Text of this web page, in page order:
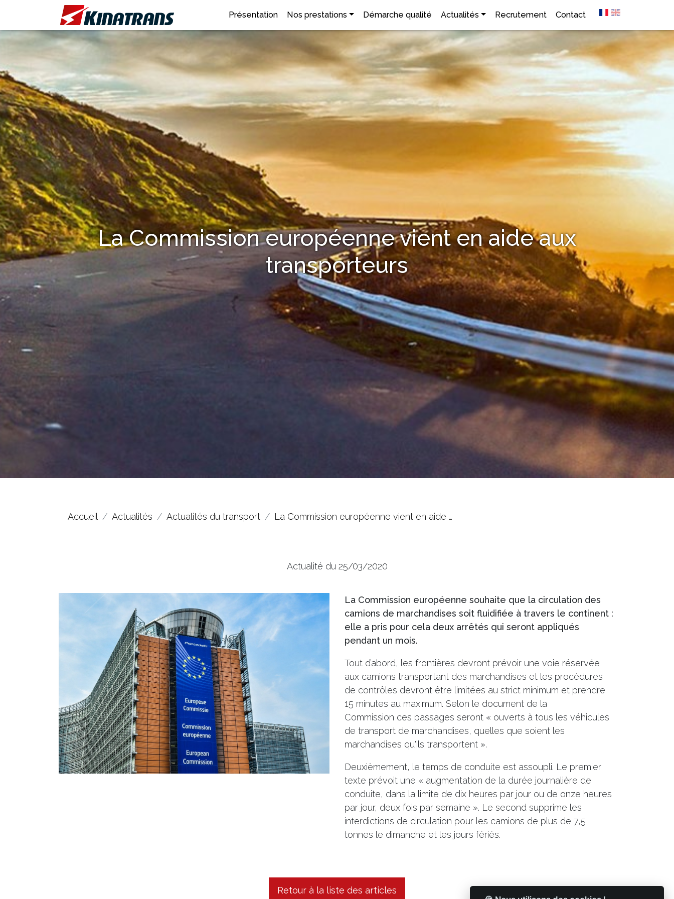
Présentation Nos prestations Démarche qualité Actualités Recrutement Contact
La Commission européenne vient en aide aux
transporteurs
Accueil Actualités Actualités du transport La Commission européenne vient en aide …
Actualité du 25/03/2020
La Commission européenne souhaite que la circulation des
camions de marchandises soit fluidifiée à travers le continent :
elle a pris pour cela deux arrêtés qui seront appliqués
pendant un mois.
Tout d’abord, les frontières devront prévoir une voie réservée
aux camions transportant des marchandises et les procédures
de contrôles devront être limitées au strict minimum et prendre
15 minutes au maximum. Selon le document de la
Commission ces passages seront « ouverts à tous les véhicules
de transport de marchandises, quelles que soient les
marchandises qu'ils transportent ».
Deuxièmement, le temps de conduite est assoupli. Le premier
texte prévoit une « augmentation de la durée journalière de
conduite, dans la limite de dix heures par jour ou de onze heures
par jour, deux fois par semaine ». Le second supprime les
interdictions de circulation pour les camions de plus de 7,5
tonnes le dimanche et les jours fériés.
Retour à la liste des articles